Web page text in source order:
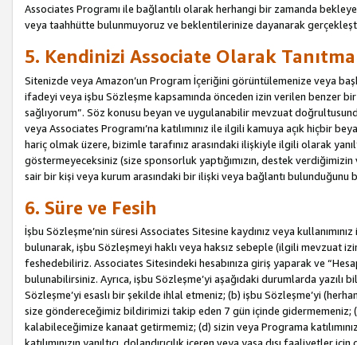
Associates Programı ile bağlantılı olarak herhangi bir zamanda
veya taahhütte bulunmuyoruz ve beklentilerinize dayanarak
5. Kendinizi Associate Olarak
Sitenizde veya Amazon’un Program İçeriğini görüntülemenize veya
ifadeyi veya işbu Sözleşme kapsamında önceden izin verilen benzer
sağlıyorum”. Söz konusu beyan ve uygulanabilir mevzuat
veya Associates Programı’na katılımınız ile ilgili kamuya açık hiçbir
hariç olmak üzere, bizimle tarafınız arasındaki ilişkiyle ilgili olarak
göstermeyeceksiniz (size sponsorluk yaptığımızın, destek
sair bir kişi veya kurum arasındaki bir ilişki veya bağlantı bulunduğunu
6. Süre ve Fesih
İşbu Sözleşme’nin süresi Associates Sitesine kaydınız veya
bulunarak, işbu Sözleşmeyi haklı veya haksız sebeple (ilgili mevzuat
feshedebiliriz. Associates Sitesindeki hesabınıza giriş yaparak ve
bulunabilirsiniz. Ayrıca, işbu Sözleşme’yi aşağıdaki durumlarda yazılı
Sözleşme’yi esaslı bir şekilde ihlal etmeniz; (b) işbu Sözleşme’yi
size göndereceğimiz bildirimizi takip eden 7 gün içinde gidermemeniz;
kalabileceğimize kanaat getirmemiz; (d) sizin veya Programa
katılımınızın yanıltıcı, dolandırıcılık içeren veya yasa dışı